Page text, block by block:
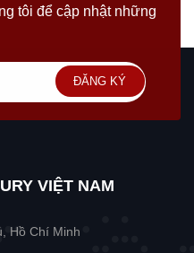
tôi để cập nhật những
ĐĂNG KÝ
VIỆT NAM
Hồ Chí Minh